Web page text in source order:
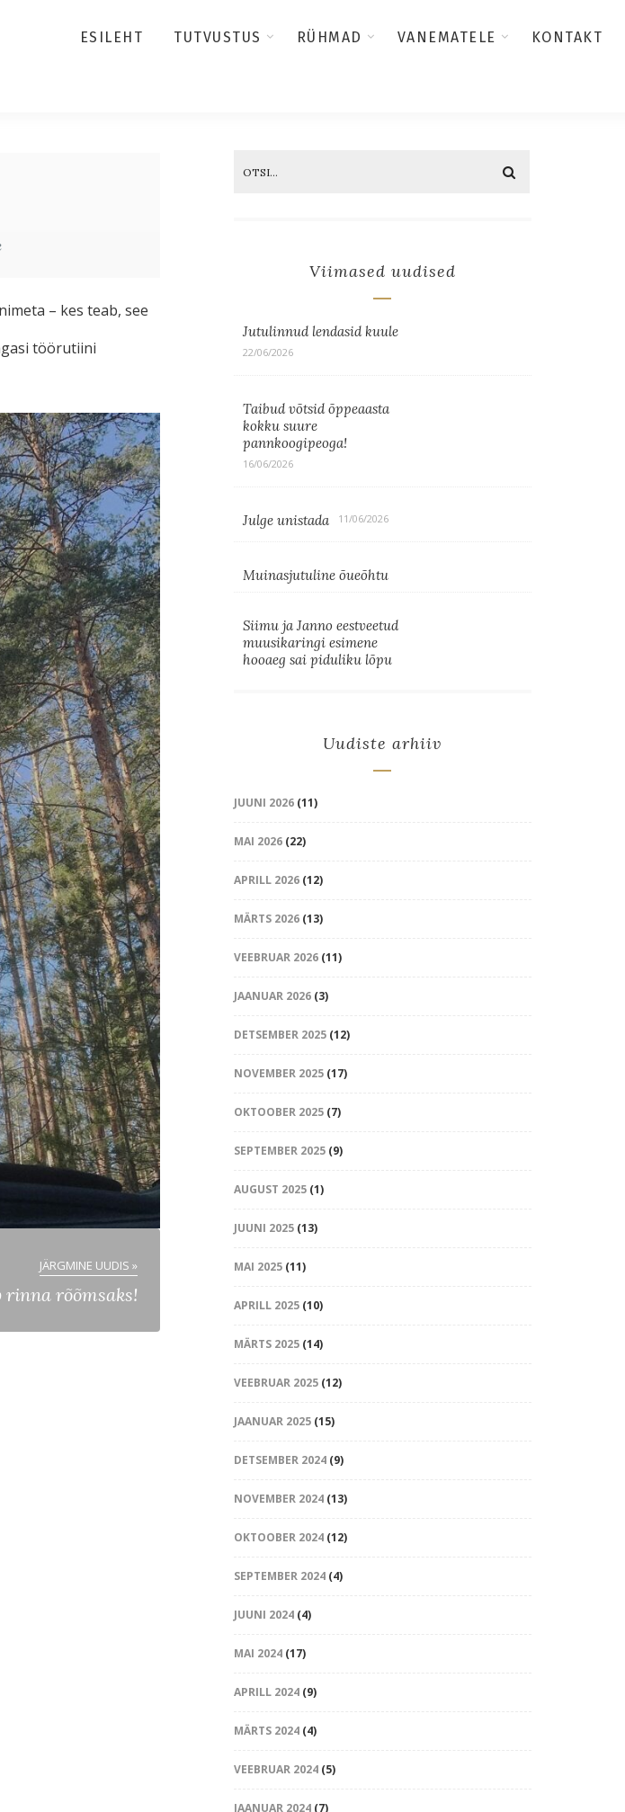
ESILEHT TUTVUSTUS RÜHMAD VANEMATELE KONTAKT
– kes teab, see
töörutiini
JÄRGMINE UUDIS »
rinna rõõmsaks!
Viimased uudised
Jutulinnud lendasid kuule
22/06/2026
Taibud võtsid õppeaasta
kokku suure
pannkoogipeoga!
16/06/2026
Julge unistada 11/06/2026
Muinasjutuline õueõhtu
Siimu ja Janno eestveetud
muusikaringi esimene
hooaeg sai piduliku lõpu
Uudiste arhiiv
JUUNI 2026(11)
MAI 2026(22)
APRILL 2026(12)
MÄRTS 2026(13)
VEEBRUAR 2026(11)
JAANUAR 2026(3)
DETSEMBER 2025(12)
NOVEMBER 2025(17)
OKTOOBER 2025(7)
SEPTEMBER 2025(9)
AUGUST 2025(1)
JUUNI 2025(13)
MAI 2025(11)
APRILL 2025(10)
MÄRTS 2025(14)
VEEBRUAR 2025(12)
JAANUAR 2025(15)
DETSEMBER 2024(9)
NOVEMBER 2024(13)
OKTOOBER 2024(12)
SEPTEMBER 2024(4)
JUUNI 2024(4)
MAI 2024(17)
APRILL 2024(9)
MÄRTS 2024(4)
VEEBRUAR 2024(5)
JAANUAR 2024(7)